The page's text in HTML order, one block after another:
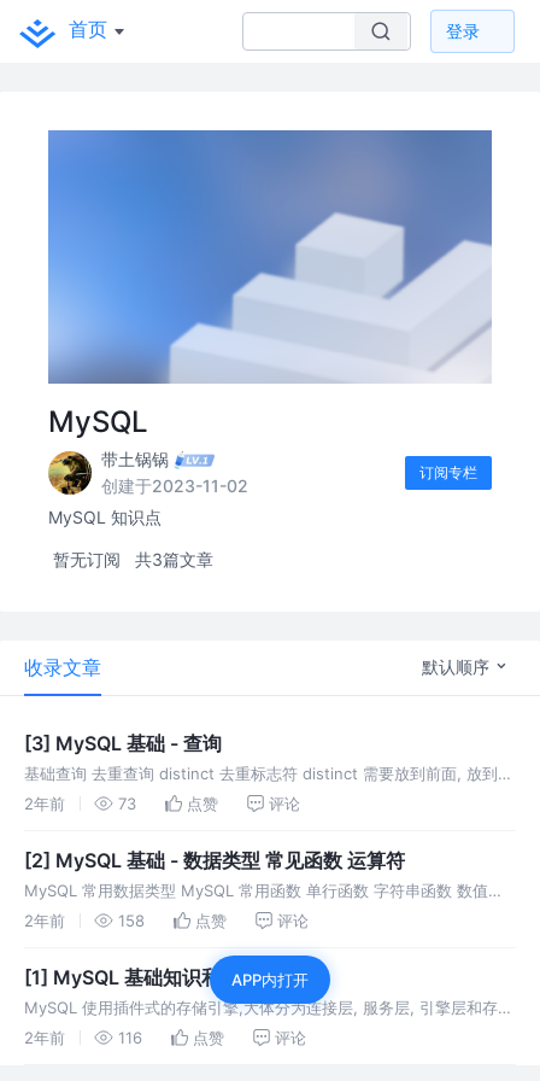
首页 登录
MySQL
带土锅锅
创建于2023-11-02
订阅专栏
MySQL 知识点
暂无订阅 共3篇文章
收录文章 默认顺序
[3] MySQL 基础 - 查询
基础查询 去重查询 distinct 去重标志符 distinct 需要放到前面, 放到后
面会报错 去重的是选择列的组合去重 排序 - 结果排序 (order by) 语
2年前 73 点赞 评论
[2] MySQL 基础 - 数据类型 常见函数 运算符
MySQL 常用数据类型 MySQL 常用函数 单行函数 字符串函数 数值函
数 日期函数 流程控制函数 分组函数(聚合函数) Mysql 运行符 1. <=> 与
2年前 158 点赞 评论
[1] MySQL 基础知识和安装
MySQL 使用插件式的存储引擎,大体分为连接层, 服务层, 引擎层和存储
层, 默认存储引擎为 InnoDB
2年前 116 点赞 评论
APP内打开